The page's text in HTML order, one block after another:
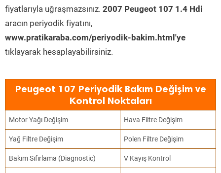
fiyatlarıyla uğraşmazsınız. 2007 Peugeot 107 1.4 Hdi
aracın periyodik fiyatını,
www.pratikaraba.com/periyodik-bakim.html'ye
tıklayarak hesaplayabilirsiniz.
Peugeot 107 Periyodik Bakım Değişim ve
Kontrol Noktaları
Motor Yağı Değişim Hava Filtre Değişim
Yağ Filtre Değişim Polen Filtre Değişim
Bakım Sıfırlama (Diagnostic) V Kayış Kontrol